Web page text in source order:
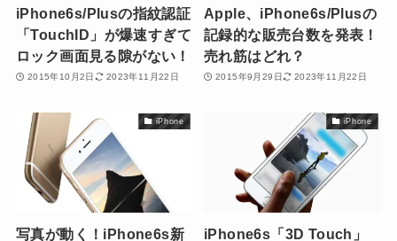
iPhone6s/Plusの指紋認証
「TouchID」が爆速すぎて
ロック画面見る隙がない！
2015年10月2日 2023年11月22日
Apple、iPhone6s/Plusの
記録的な販売台数を発表！
売れ筋はどれ？
2015年9月29日 2023年11月22日
iPhone
写真が動く！iPhone6s新
iPhone
iPhone6s「3D Touch」